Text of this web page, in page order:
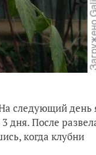
следующий день
дня. После
когда клубни